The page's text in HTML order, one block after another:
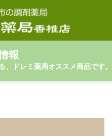
報
ドレミ薬局オススメ商品です。